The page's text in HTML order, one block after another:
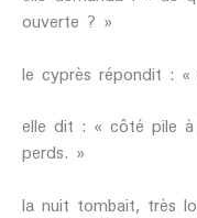
ouverte ? »
le cyprès répondit :
elle dit : « côté pile
perds. »
la nuit tombait, très